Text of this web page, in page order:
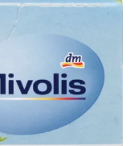
Ajouter
liste
d’envies